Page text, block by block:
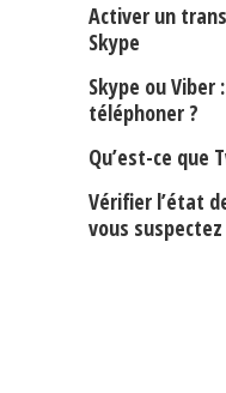
Activer un
Skype
Skype ou
téléphoner ?
Qu’est-ce que
Vérifier l’état
vous